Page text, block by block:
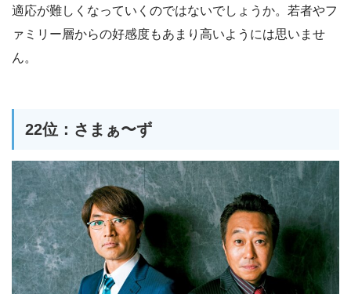
適応が難しくなっていくのではないでしょうか。若者やフ
ァミリー層からの好感度もあまり高いようには思いませ
ん。
22位：さまぁ〜ず